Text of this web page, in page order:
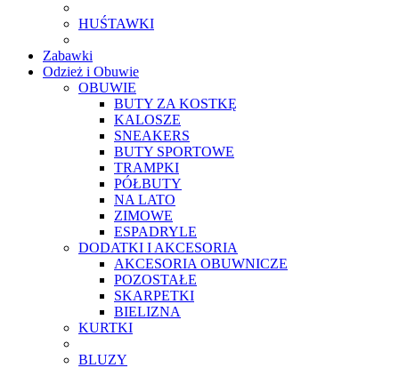
HUŚTAWKI
Zabawki
Odzież i Obuwie
OBUWIE
BUTY ZA KOSTKĘ
KALOSZE
SNEAKERS
BUTY SPORTOWE
TRAMPKI
PÓŁBUTY
NA LATO
ZIMOWE
ESPADRYLE
DODATKI I AKCESORIA
AKCESORIA OBUWNICZE
POZOSTAŁE
SKARPETKI
BIELIZNA
KURTKI
BLUZY